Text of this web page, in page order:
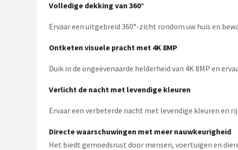
Volledige dekking van 360°
Ervaar een uitgebreid 360°-zicht rondom uw huis en
Ontketen visuele pracht met 4K 8MP
Duik in de ongeëvenaarde helderheid van 4K 8MP en
Verlicht de nacht met levendige kleuren
Ervaar een verbeterde nacht met levendige kleuren en
Directe waarschuwingen met meer nauwkeurigheid
Het biedt gemoedsrust door mensen, voertuigen en